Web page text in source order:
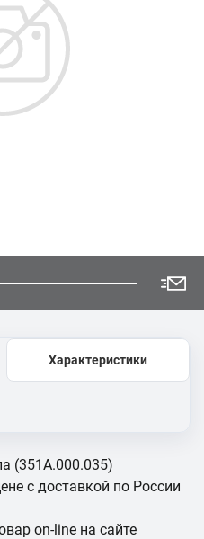
Характеристики
(351А.000.035)
с доставкой по России
on-line на сайте